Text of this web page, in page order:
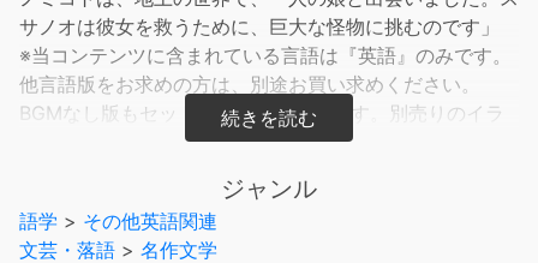
サノオは彼女を救うために、巨大な怪物に挑むのです」
※当コンテンツに含まれている言語は『英語』のみです。
他言語版をお求めの方は、別途お買い求めください。
BGMなし版もセットで収録されています。別売りのイラ
スト付き電子書籍に対応。合わせてご購入いただければ、
公式サイト http://yellow-bird.info
ジャンル
語学 > その他英語関連
文芸・落語 > 名作文学